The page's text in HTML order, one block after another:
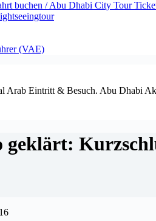
buchen / Abu Dhabi City Tour
(VAE)
Arab Eintritt & Besuch. Abu Dhabi
geklärt: